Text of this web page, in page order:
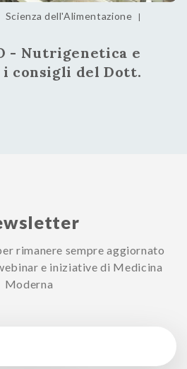
Scienza dell'Alimentazione |
- Nutrigenetica e
consigli del Dott.
rimanere sempre aggiornato
e iniziative di Medicina
Moderna